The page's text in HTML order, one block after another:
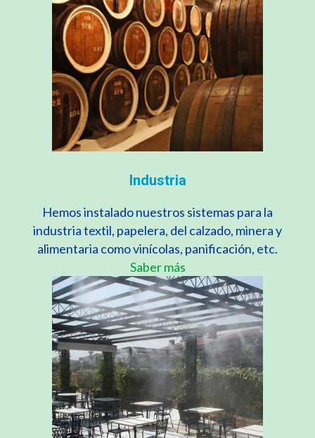
Industria
Hemos instalado nuestros sistemas para la
industria textil, papelera, del calzado, minera y
alimentaria como vinícolas, panificación, etc.
Saber más